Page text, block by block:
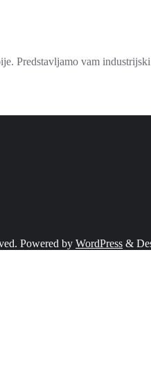
Predstavljamo vam
Powered by WordPress &